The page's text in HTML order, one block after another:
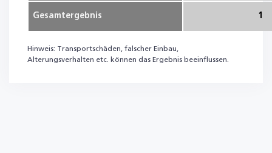
Gesamtergebnis 1
Hinweis: Transportschäden, falscher Einbau,
Alterungsverhalten etc. können das Ergebnis beeinflussen.